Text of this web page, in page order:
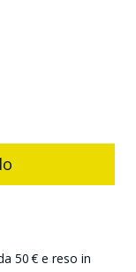
50 € e reso in